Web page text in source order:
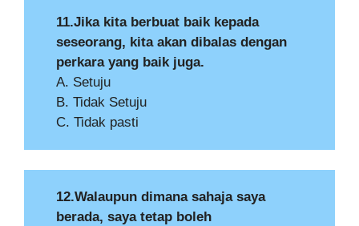
11.Jika kita berbuat baik kepada
seseorang, kita akan dibalas dengan
perkara yang baik juga.
A. Setuju
B. Tidak Setuju
C. Tidak pasti
12.Walaupun dimana sahaja saya
berada, saya tetap boleh